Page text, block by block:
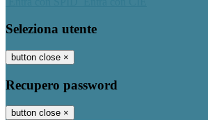
Seleziona utente
button close ×
Recupero password
button close ×